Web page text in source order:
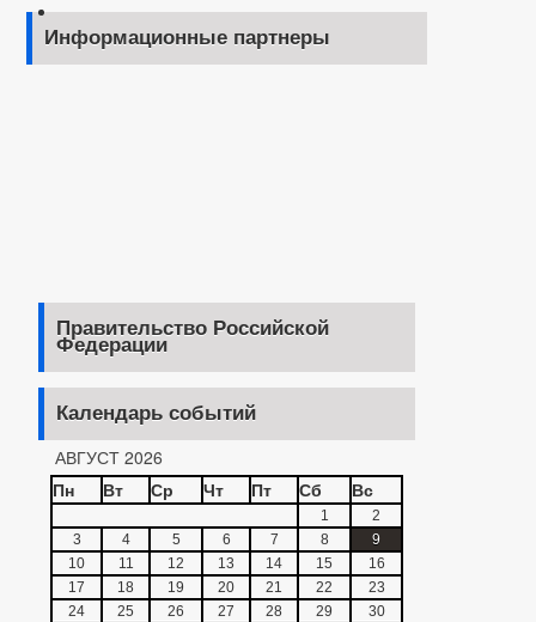
Информационные партнеры
Правительство Российской
Федерации
Календарь событий
АВГУСТ 2026
Пн
Вт Ср Чт Пт Сб Вс
1
2
3
4 5 6 7 8
9
10
11 12 13 14 15
16
17
18 19 20 21 22
23
24
25 26 27 28 29
30